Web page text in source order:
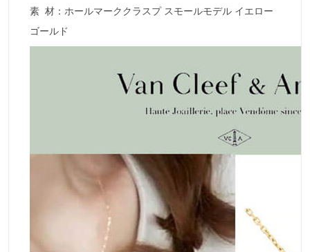
素 材：ホールマーククラスプ スモールモデル イエロー
ゴールド